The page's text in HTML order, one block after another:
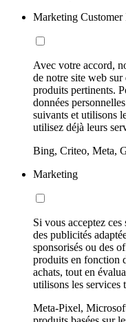
Marketing Customer
Avec votre accord,
de notre site web
produits pertinents.
données
suivants et utilisons
utilisez déjà leurs
Bing, Criteo, Meta,
Marketing
Si vous acceptez
des publicités
sponsorisés ou des
produits en fonction
achats, tout en
utilisons les services
Meta-Pixel,